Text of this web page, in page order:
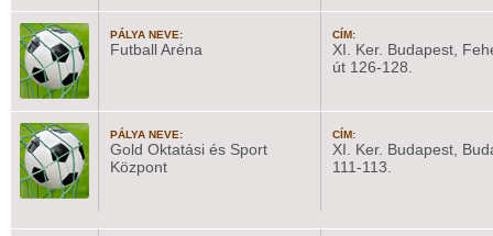
PÁLYA NEVE:
Futball Aréna
CÍM:
XI. Ker. Budapest,
út 126-128.
PÁLYA NEVE:
Gold Oktatási és Sport
Központ
CÍM:
XI. Ker. Budapest,
111-113.